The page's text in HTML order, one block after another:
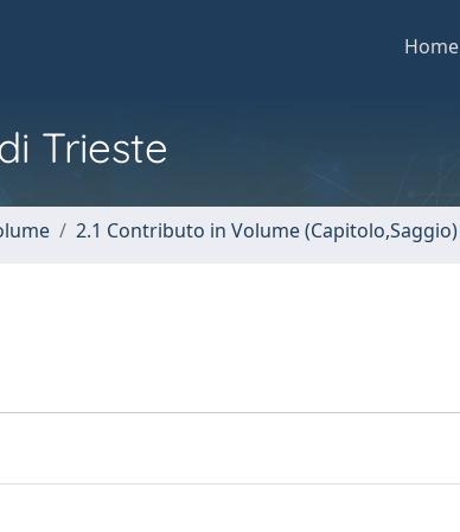
Home
Trieste
2.1 Contributo in Volume (Capitolo,Saggio)